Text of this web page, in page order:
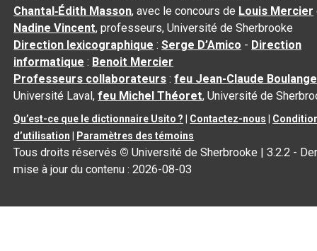
Chantal‑Édith Masson, avec le concours de Louis Mercier
Nadine Vincent, professeurs, Université de Sherbrooke
Direction lexicographique :Serge D’Amico - Direction
informatique : Benoit Mercier
Professeurs collaborateurs :feu Jean-Claude
Université Laval,feu Michel Théoret, Université de
Qu’est-ce que le dictionnaire Usito ? Contactez-nous
d’utilisation
Paramètres des témoins
Tous droits réservés © Université de Sherbrooke |3.2.2 -
mise à jour du contenu :2026-08-03